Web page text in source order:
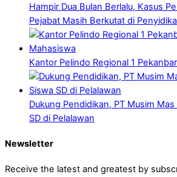
Hampir Dua Bulan Berlalu, Kasus
Pejabat Masih Berkutat di
Kantor Pelindo Regional 1
Dukung Pendidikan, PT Musim
SD di Pelalawan
Newsletter
Receive the latest and greatest by